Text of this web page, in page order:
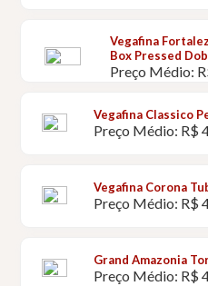
Vegafina
Box Pressed
Preço Médio:
Vegafina Classico
Preço Médio: R$
Vegafina Corona
Preço Médio: R$
Grand Amazonia
Preço Médio: R$